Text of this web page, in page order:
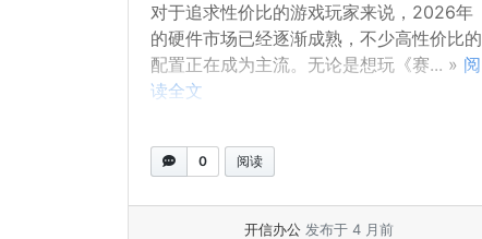
对于追求性价比的游戏玩家来说，2026年
的硬件市场已经逐渐成熟，不少高性价比的
配置正在成为主流。无论是想玩《赛... » 阅
读全文
0 阅读
开信办公 发布于 4 月前